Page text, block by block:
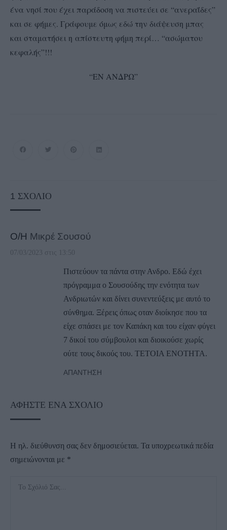
ένα νησί που έχει παράδοση να πιστεύει σε “ανεραΐδες”
και σε φήμες. Γράφουμε όμως εδώ την διάψευση μπας
και σταματήσει η απίστευτη φήμη περί… “ασώματου
κεφαλής”!!!
“ΕΝ ΑΝΔΡΩ”
1 ΣΧΌΛΙΟ
Ο/Η Μικρέ Σουσού
07/03/2023 στις 13:50
Πιστεύουν τα πάντα στην Ανδρο. Εδώ έχει
πρόγραμμα ο Σουσούδης την ενότητα των
Ανδριωτών και δίνει συνεντεύξεις με αυτό το
σύνθημα. Ξέρεις όπως οταν διοίκησε που τα
είχε σπάσει με τον Καπάκη και του είχαν φύγει
7 δικοί του σύμβουλοι και διοικούσε χωρίς
ούτε τους δικούς του. ΤΕΤΟΙΑ ΕΝΟΤΗΤΑ.
ΑΠΆΝΤΗΣΗ
ΑΦΉΣΤΕ ΈΝΑ ΣΧΌΛΙΟ
Η ηλ. διεύθυνση σας δεν δημοσιεύεται. Τα υποχρεωτικά πεδία
σημειώνονται με *